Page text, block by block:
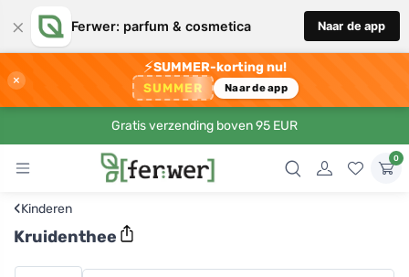
× Ferwer: parfum & cosmetica Naar de app
×
⚡SUMMER-korting nu!
SUMMER Naar de app
Gratis verzending boven 95 EUR
0
‹Kinderen
Kruidenthee